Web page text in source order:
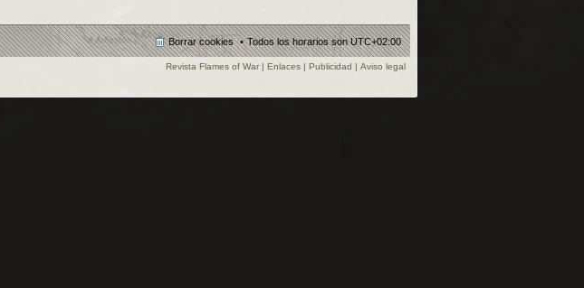
Todos los horarios sonUTC+02:00
Borrar cookies
Revista Flames of War | Enlaces | Publicidad | Aviso legal